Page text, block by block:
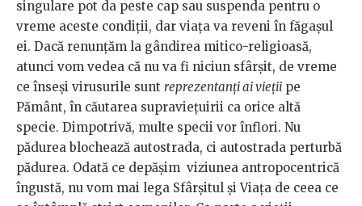
singulare pot da peste cap sau suspenda pentru o
vreme aceste condiții, dar viața va reveni în făgașul
ei. Dacă renunțăm la gândirea mitico-religioasă,
atunci vom vedea că nu va fi niciun sfârșit, de vreme
ce înseși virusurile sunt reprezentanți ai vieții pe
Pământ, în căutarea supraviețuirii ca orice altă
specie. Dimpotrivă, multe specii vor înflori. Nu
pădurea blochează autostrada, ci autostrada perturbă
pădurea. Odată ce depășim viziunea antropocentrică
îngustă, nu vom mai lega Sfârșitul și Viața de ceea ce